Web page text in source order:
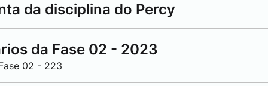
da disciplina do Percy
da Fase 02 - 2023
02 - 223